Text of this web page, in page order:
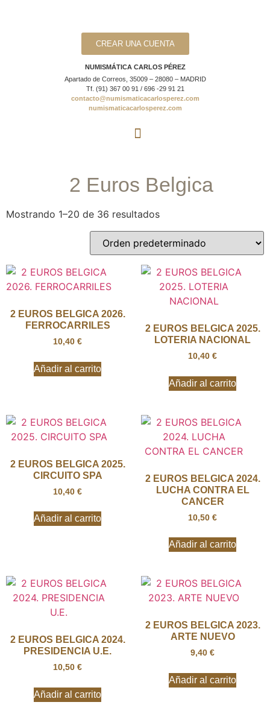
CREAR UNA CUENTA
NUMISMÁTICA CARLOS PÉREZ
Apartado de Correos, 35009 – 28080 – MADRID
Tf. (91) 367 00 91 / 696 -29 91 21
contacto@numismaticacarlosperez.com
numismaticacarlosperez.com
2 Euros Belgica
Mostrando 1–20 de 36 resultados
2 EUROS BELGICA 2026.
FERROCARRILES
10,40 €
Añadir al carrito
2 EUROS BELGICA 2025.
LOTERIA NACIONAL
10,40 €
Añadir al carrito
2 EUROS BELGICA 2025.
CIRCUITO SPA
10,40 €
Añadir al carrito
2 EUROS BELGICA 2024.
LUCHA CONTRA EL
CANCER
10,50 €
Añadir al carrito
2 EUROS BELGICA 2024.
PRESIDENCIA U.E.
10,50 €
Añadir al carrito
2 EUROS BELGICA 2023.
ARTE NUEVO
9,40 €
Añadir al carrito